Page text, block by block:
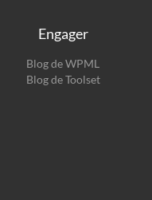
fenêtre)
nouvelle
Engager
Blog de WPML
dans
Blog de Toolset(s’ouvre